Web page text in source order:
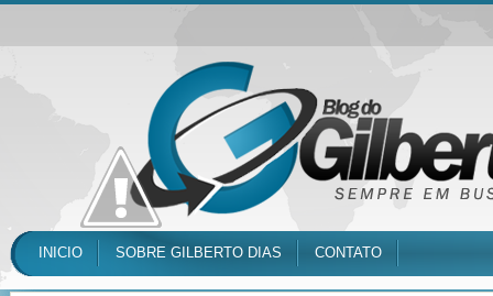
INICIO SOBRE GILBERTO DIAS CONTATO